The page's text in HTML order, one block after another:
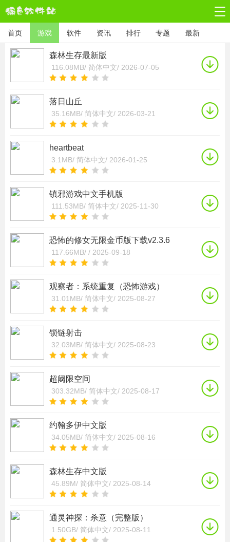
首页 游戏 软件 资讯 排行 专题 最新
森林生存最新版
116.08MB/ 简体中文/ 2026-07-05
落日山丘
35.16MB/ 简体中文/ 2026-03-21
heartbeat
3.1MB/ 简体中文/ 2026-01-25
镇邪游戏中文手机版
111.53MB/ 简体中文/ 2025-11-30
恐怖的修女无限金币版下载v2.3.6
117.66MB/ / 2025-09-18
观察者：系统重复（恐怖游戏）
31.01MB/ 简体中文/ 2025-08-27
锁链射击
32.03MB/ 简体中文/ 2025-08-23
超阈限空间
303.32MB/ 简体中文/ 2025-08-17
约翰多伊中文版
34.05MB/ 简体中文/ 2025-08-16
森林生存中文版
45.89M/ 简体中文/ 2025-08-14
通灵神探：杀意（完整版）
1.50GB/ 简体中文/ 2025-08-11